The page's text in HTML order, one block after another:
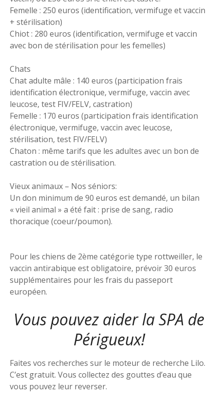
Femelle : 250 euros (identification, vermifuge et vaccin
+ stérilisation)
Chiot : 280 euros (identification, vermifuge et vaccin
avec bon de stérilisation pour les femelles)
Chats
Chat adulte mâle : 140 euros (participation frais
identification électronique, vermifuge, vaccin avec
leucose, test FIV/FELV, castration)
Femelle : 170 euros (participation frais identification
électronique, vermifuge, vaccin avec leucose,
stérilisation, test FIV/FELV)
Chaton : même tarifs que les adultes avec un bon de
castration ou de stérilisation.
Vieux animaux – Nos séniors:
Un don minimum de 90 euros est demandé, un bilan
« vieil animal » a été fait : prise de sang, radio
thoracique (coeur/poumon).
Pour les chiens de 2ème catégorie type rottweiller, le
vaccin antirabique est obligatoire, prévoir 30 euros
supplémentaires pour les frais du passeport
européen.
Vous pouvez aider la SPA de
Périgueux!
Faites vos recherches sur le moteur de recherche Lilo.
C’est gratuit. Vous collectez des gouttes d’eau que
vous pouvez leur reverser.